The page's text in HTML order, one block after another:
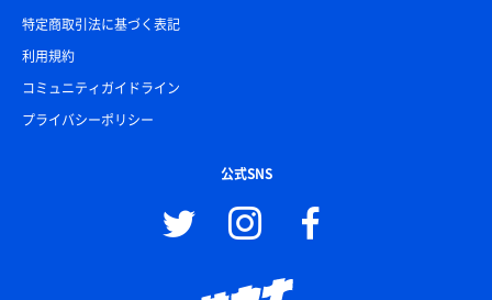
特定商取引法に基づく表記
利用規約
コミュニティガイドライン
プライバシーポリシー
公式SNS